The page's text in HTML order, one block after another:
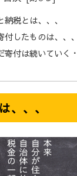
納税とは、、、
付したものは、、、
寄付は続いていく
、、、